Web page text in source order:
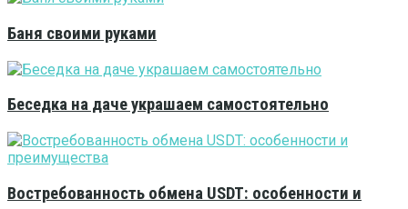
Баня своими руками
Беседка на даче украшаем самостоятельно
Востребованность обмена USDT: особенности и